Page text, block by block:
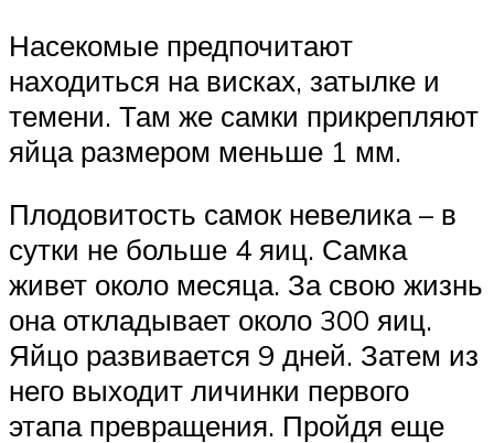
Насекомые предпочитают
находиться на висках, затылке и
темени. Там же самки прикрепляют
яйца размером меньше 1 мм.
Плодовитость самок невелика – в
сутки не больше 4 яиц. Самка
живет около месяца. За свою жизнь
она откладывает около 300 яиц.
Яйцо развивается 9 дней. Затем из
него выходит личинки первого
этапа превращения. Пройдя еще